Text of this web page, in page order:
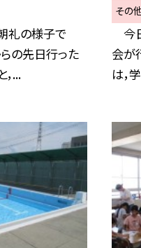
礼の様子で
の先日行った
...
その
今
会が
は，